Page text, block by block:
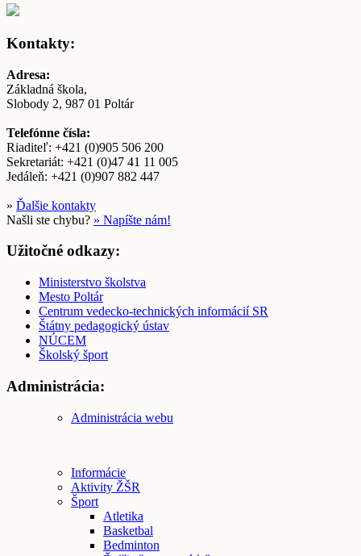
Kontakty:
Adresa:
Základná škola,
Slobody 2, 987 01 Poltár
Telefónne čísla:
Riaditeľ: +421 (0)905 506 200
Sekretariát: +421 (0)47 41 11 005
Jedáleň: +421 (0)907 882 447
» Ďalšie kontakty
Našli ste chybu? » Napíšte nám!
Užitočné odkazy:
Ministerstvo školstva
Mesto Poltár
Centrum vedecko-technických informácií SR
Štátny pedagogický ústav
NÚCEM
Školský šport
Administrácia:
Administrácia webu
Informácie
Aktivity ŽŠR
Šport
Atletika
Basketbal
Bedminton